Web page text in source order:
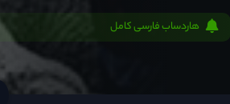
هاردساب فارسی کامل